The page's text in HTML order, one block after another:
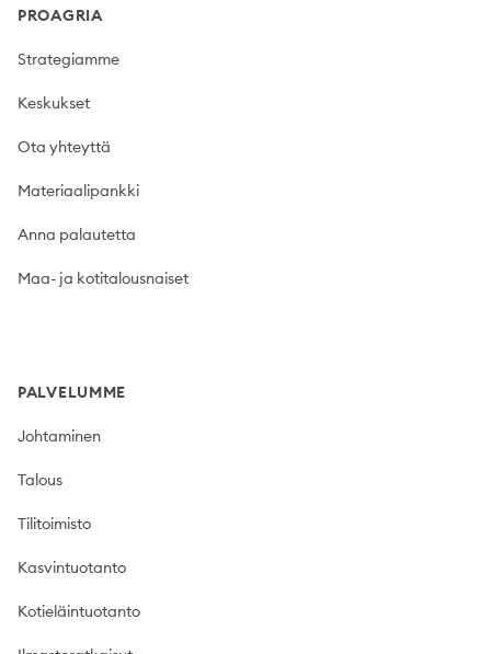
PROAGRIA
Strategiamme
Keskukset
Ota yhteyttä
Materiaalipankki
Anna palautetta
Maa- ja kotitalousnaiset
PALVELUMME
Johtaminen
Talous
Tilitoimisto
Kasvintuotanto
Kotieläintuotanto